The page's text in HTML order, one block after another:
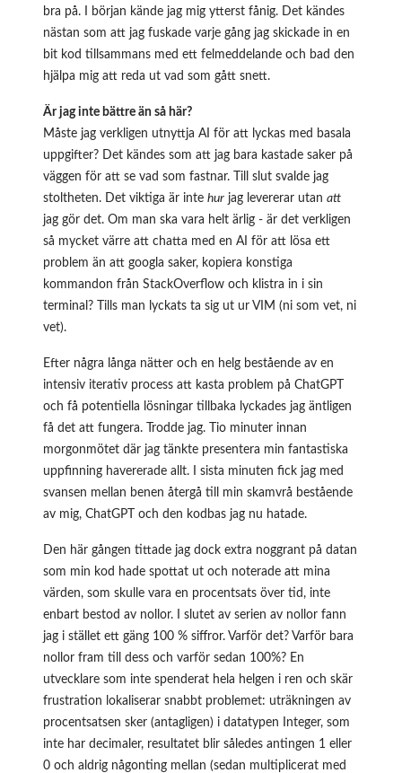
bra på. I början kände jag mig ytterst fånig. Det kändes
nästan som att jag fuskade varje gång jag skickade in en
bit kod tillsammans med ett felmeddelande och bad den
hjälpa mig att reda ut vad som gått snett.
Är jag inte bättre än så här?
Måste jag verkligen utnyttja AI för att lyckas med basala
uppgifter? Det kändes som att jag bara kastade saker på
väggen för att se vad som fastnar. Till slut svalde jag
stoltheten. Det viktiga är inte hur jag levererar utan att
jag gör det. Om man ska vara helt ärlig - är det verkligen
så mycket värre att chatta med en AI för att lösa ett
problem än att googla saker, kopiera konstiga
kommandon från StackOverflow och klistra in i sin
terminal? Tills man lyckats ta sig ut ur VIM (ni som vet, ni
vet).
Efter några långa nätter och en helg bestående av en
intensiv iterativ process att kasta problem på ChatGPT
och få potentiella lösningar tillbaka lyckades jag äntligen
få det att fungera. Trodde jag. Tio minuter innan
morgonmötet där jag tänkte presentera min fantastiska
uppfinning havererade allt. I sista minuten fick jag med
svansen mellan benen återgå till min skamvrå bestående
av mig, ChatGPT och den kodbas jag nu hatade.
Den här gången tittade jag dock extra noggrant på datan
som min kod hade spottat ut och noterade att mina
värden, som skulle vara en procentsats över tid, inte
enbart bestod av nollor. I slutet av serien av nollor fann
jag i stället ett gäng 100 % siffror. Varför det? Varför bara
nollor fram till dess och varför sedan 100%? En
utvecklare som inte spenderat hela helgen i ren och skär
frustration lokaliserar snabbt problemet: uträkningen av
procentsatsen sker (antagligen) i datatypen Integer, som
inte har decimaler, resultatet blir således antingen 1 eller
0 och aldrig någonting mellan (sedan multiplicerat med